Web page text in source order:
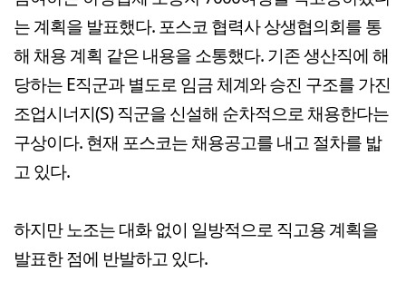
는 계획을 발표했다. 포스코 협력사 상생협의회를 통
해 채용 계획 같은 내용을 소통했다. 기존 생산직에 해
당하는 E직군과 별도로 임금 체계와 승진 구조를 가진
조업시너지(S) 직군을 신설해 순차적으로 채용한다는
구상이다. 현재 포스코는 채용공고를 내고 절차를 밟
고 있다.
하지만 노조는 대화 없이 일방적으로 직고용 계획을
발표한 점에 반발하고 있다.